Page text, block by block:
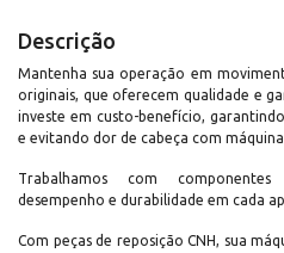
Descrição
Mantenha sua operação em
originais, que oferecem qualidade e
investe em custo-benefício,
e evitando dor de cabeça com
Trabalhamos com
desempenho e durabilidade em cada
Com peças de reposição CNH, sua